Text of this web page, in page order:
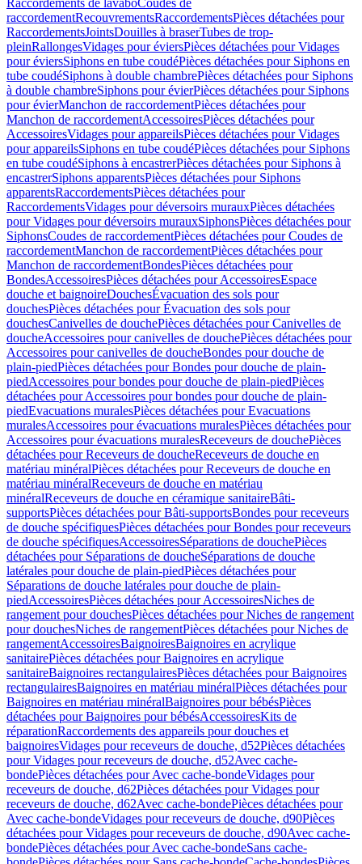
Raccordements de lavaboCoudes de
raccordementRecouvrementsRaccordementsPièces détachées pour
RaccordementsJointsDouilles à braserTubes de trop-
pleinRallongesVidages pour éviersPièces détachées pour Vidages
pour éviersSiphons en tube coudéPièces détachées pour Siphons en
tube coudéSiphons à double chambrePièces détachées pour Siphons
à double chambreSiphons pour évierPièces détachées pour Siphons
pour évierManchon de raccordementPièces détachées pour
Manchon de raccordementAccessoiresPièces détachées pour
AccessoiresVidages pour appareilsPièces détachées pour Vidages
pour appareilsSiphons en tube coudéPièces détachées pour Siphons
en tube coudéSiphons à encastrerPièces détachées pour Siphons à
encastrerSiphons apparentsPièces détachées pour Siphons
apparentsRaccordementsPièces détachées pour
RaccordementsVidages pour déversoirs murauxPièces détachées
pour Vidages pour déversoirs murauxSiphonsPièces détachées pour
SiphonsCoudes de raccordementPièces détachées pour Coudes de
raccordementManchon de raccordementPièces détachées pour
Manchon de raccordementBondesPièces détachées pour
BondesAccessoiresPièces détachées pour AccessoiresEspace
douche et baignoireDouchesÉvacuation des sols pour
douchesPièces détachées pour Évacuation des sols pour
douchesCanivelles de douchePièces détachées pour Canivelles de
doucheAccessoires pour canivelles de douchePièces détachées pour
Accessoires pour canivelles de doucheBondes pour douche de
plain-piedPièces détachées pour Bondes pour douche de plain-
piedAccessoires pour bondes pour douche de plain-piedPièces
détachées pour Accessoires pour bondes pour douche de plain-
piedEvacuations muralesPièces détachées pour Evacuations
muralesAccessoires pour évacuations muralesPièces détachées pour
Accessoires pour évacuations muralesReceveurs de douchePièces
détachées pour Receveurs de doucheReceveurs de douche en
matériau minéralPièces détachées pour Receveurs de douche en
matériau minéralReceveurs de douche en matériau
minéralReceveurs de douche en céramique sanitaireBâti-
supportsPièces détachées pour Bâti-supportsBondes pour receveurs
de douche spécifiquesPièces détachées pour Bondes pour receveurs
de douche spécifiquesAccessoiresSéparations de douchePièces
détachées pour Séparations de doucheSéparations de douche
latérales pour douche de plain-piedPièces détachées pour
Séparations de douche latérales pour douche de plain-
piedAccessoiresPièces détachées pour AccessoiresNiches de
rangement pour douchesPièces détachées pour Niches de rangement
pour douchesNiches de rangementPièces détachées pour Niches de
rangementAccessoiresBaignoiresBaignoires en acrylique
sanitairePièces détachées pour Baignoires en acrylique
sanitaireBaignoires rectangulairesPièces détachées pour Baignoires
rectangulairesBaignoires en matériau minéralPièces détachées pour
Baignoires en matériau minéralBaignoires pour bébésPièces
détachées pour Baignoires pour bébésAccessoiresKits de
réparationRaccordements des appareils pour douches et
baignoiresVidages pour receveurs de douche, d52Pièces détachées
pour Vidages pour receveurs de douche, d52Avec cache-
bondePièces détachées pour Avec cache-bondeVidages pour
receveurs de douche, d62Pièces détachées pour Vidages pour
receveurs de douche, d62Avec cache-bondePièces détachées pour
Avec cache-bondeVidages pour receveurs de douche, d90Pièces
détachées pour Vidages pour receveurs de douche, d90Avec cache-
bondePièces détachées pour Avec cache-bondeSans cache-